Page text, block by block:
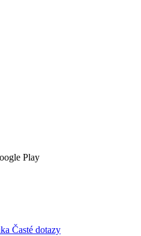
Play
Časté dotazy